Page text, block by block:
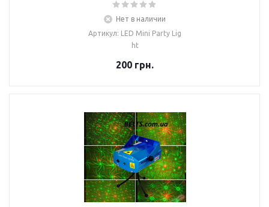
Нет в наличии
Артикул: LED Mini Party Lig
ht
200 грн.